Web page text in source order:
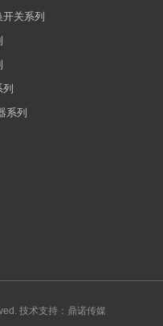
关系列
系列
技术支持：鼎诺传媒